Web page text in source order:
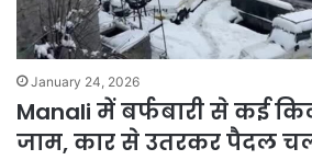
January 24, 2026
Manali में बर्फबारी से कई
जाम, कार से उतरकर पैदल